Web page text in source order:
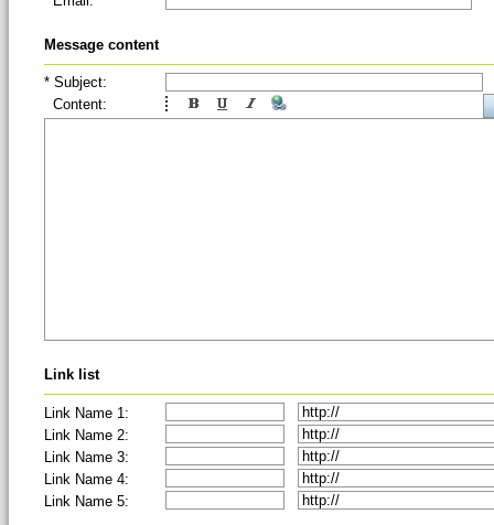
Message content
* Subject:
Content:
Link list
Link Name 1:
Link Name 2:
Link Name 3:
Link Name 4:
Link Name 5: